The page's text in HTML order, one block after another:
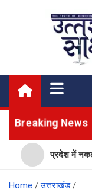
My News Portal
Breaking News
प्रदेश में नकली
Home
उत्तराखंड